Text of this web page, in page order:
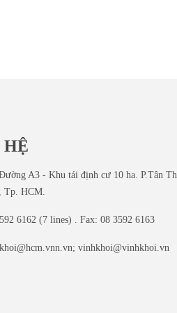
A3 - Khu tái định cư 10 ha. P.Tân
Tp. HCM.
6162 (7 lines) . Fax: 08 3592 6163
vinhkhoi@vinhkhoi.vn